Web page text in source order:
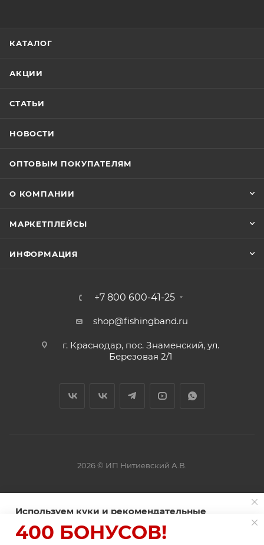
КАТАЛОГ
АКЦИИ
СТАТЬИ
НОВОСТИ
ОПТОВЫМ ПОКУПАТЕЛЯМ
О КОМПАНИИ
МАРКЕТПЛЕЙСЫ
ИНФОРМАЦИЯ
+7 800 600-41-25
shop@fishingband.ru
г. Краснодар, пос. Знаменский, ул.
Березовая 2/1
2026 © ИП Нитиевский А.В.
Используем куки и рекомендательные
Пользуясь сайтом Fishingband.ru, вы соглашаетесь на
400 БОНУСОВ!